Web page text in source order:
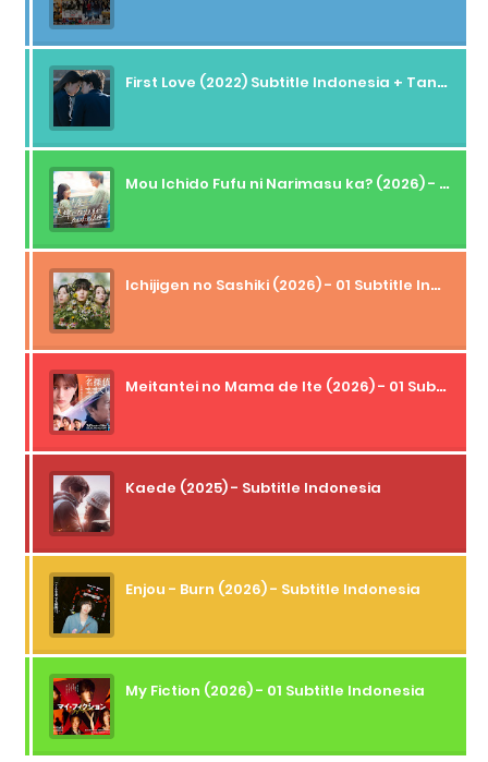
First Love (2022) Subtitle Indonesia + Tanpa Iklan + Streaming + 1080p
Mou Ichido Fufu ni Narimasu ka? (2026) - 01 Subtitle Indonesia
Ichijigen no Sashiki (2026) - 01 Subtitle Indonesia
Meitantei no Mama de Ite (2026) - 01 Subtitle Indonesia
Kaede (2025) - Subtitle Indonesia
Enjou - Burn (2026) - Subtitle Indonesia
My Fiction (2026) - 01 Subtitle Indonesia